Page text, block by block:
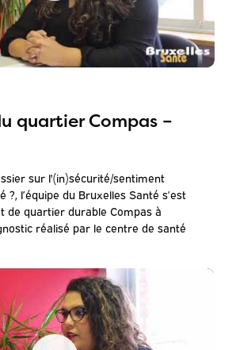
quartier Compas –
sur l'(in)sécurité/sentiment
?, l’équipe du Bruxelles Santé s’est
de quartier durable Compas à
réalisé par le centre de santé